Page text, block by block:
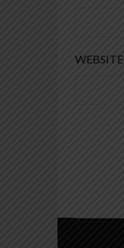
WEBSITE